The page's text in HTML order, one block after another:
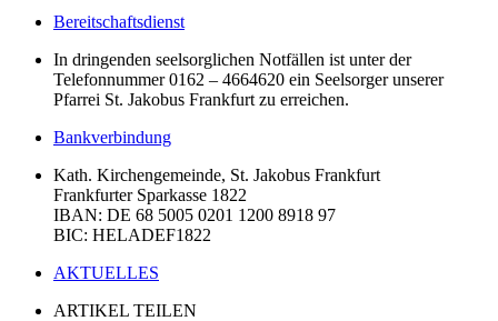
Bereitschaftsdienst
In dringenden seelsorglichen Notfällen ist unter der
Telefonnummer 0162 – 4664620 ein Seelsorger unserer
Pfarrei St. Jakobus Frankfurt zu erreichen.
Bankverbindung
Kath. Kirchengemeinde, St. Jakobus Frankfurt
Frankfurter Sparkasse 1822
IBAN: DE 68 5005 0201 1200 8918 97
BIC: HELADEF1822
AKTUELLES
ARTIKEL TEILEN